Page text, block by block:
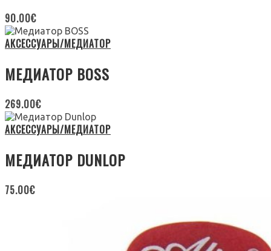
90.00€
АКСЕССУАРЫ/МЕДИАТОР
МЕДИАТОР BOSS
269.00€
АКСЕССУАРЫ/МЕДИАТОР
МЕДИАТОР DUNLOP
75.00€